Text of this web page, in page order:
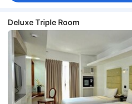
Deluxe Triple Room